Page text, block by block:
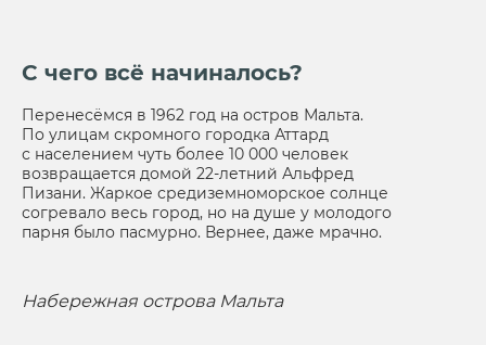
С чего всё начиналось?
Перенесёмся в 1962 год на остров Мальта.
По улицам скромного городка Аттард
с населением чуть более 10 000 человек
возвращается домой 22-летний Альфред
Пизани. Жаркое средиземноморское солнце
согревало весь город, но на душе у молодого
парня было пасмурно. Вернее, даже мрачно.
Набережная острова Мальта